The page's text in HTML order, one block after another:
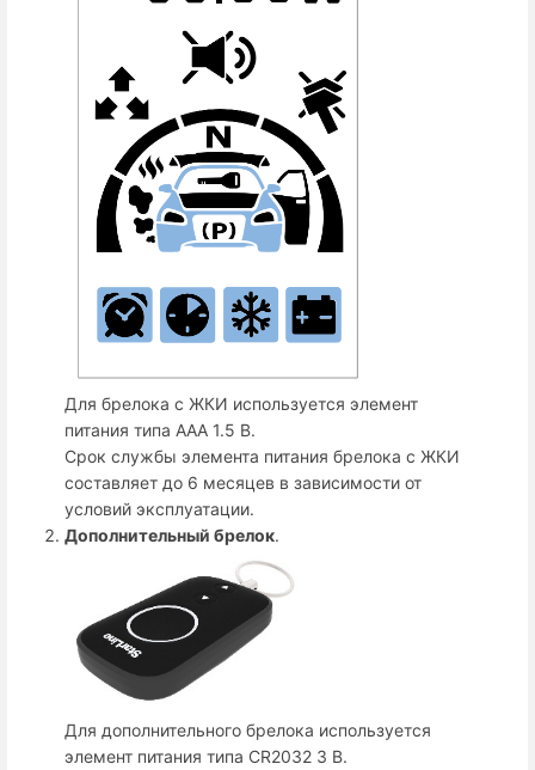
Для брелока с ЖКИ используется элемент
питания типа ААА 1.5 В.
Срок службы элемента питания брелока с ЖКИ
составляет до 6 месяцев в зависимости от
условий эксплуатации.
Дополнительный брелок.
Для дополнительного брелока используется
элемент питания типа CR2032 3 В.